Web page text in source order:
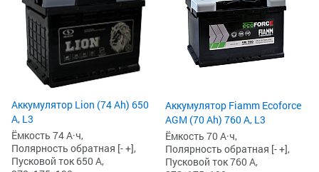
Аккумулятор Lion (74 Ah) 650
А, L3
Ёмкость 74 А·ч,
Полярность обратная [- +],
Пусковой ток 650 А,
Аккумулятор Fiamm Ecoforce
AGM (70 Ah) 760 А, L3
Ёмкость 70 А·ч,
Полярность обратная [- +],
Пусковой ток 760 А,